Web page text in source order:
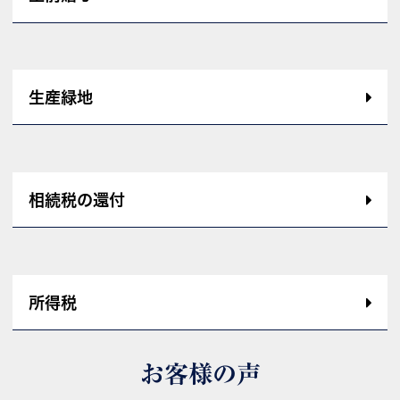
生産緑地
相続税の還付
所得税
お客様の声